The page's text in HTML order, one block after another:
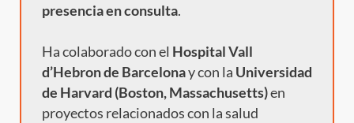
presencia en consulta.
Ha colaborado con el Hospital Vall
d’Hebron de Barcelonay con la Universidad
de Harvard (Boston, Massachusetts)en
proyectos relacionados con la salud